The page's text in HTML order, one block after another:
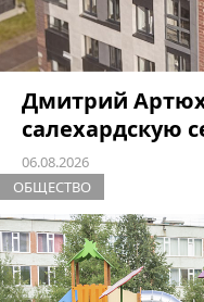
Дмитрий
салехардскую
06.08.2026
ОБЩЕСТВО